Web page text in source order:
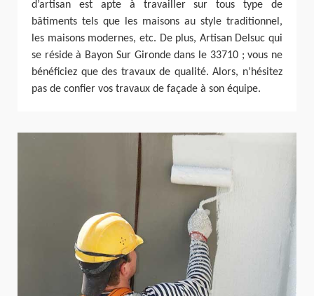
d’artisan est apte à travailler sur tous type de
bâtiments tels que les maisons au style traditionnel,
les maisons modernes, etc. De plus, Artisan Delsuc qui
se réside à Bayon Sur Gironde dans le 33710 ; vous ne
bénéficiez que des travaux de qualité. Alors, n’hésitez
pas de confier vos travaux de façade à son équipe.